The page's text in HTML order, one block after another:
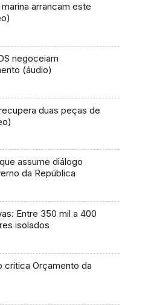
arrancam este
negoceiam
(áudio)
duas peças de
assume diálogo
da República
Entre 350 mil a 400
isolados
critica Orçamento da